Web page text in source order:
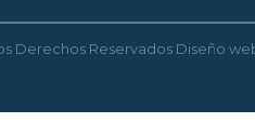
Derechos Reservados Diseño